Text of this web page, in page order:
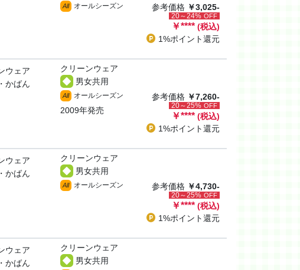
All オールシーズン 参考価格 ￥3,025-
20～24% OFF
￥**** (税込)
1%ポイント還元
ウェア
かばん
クリーンウェア
男女共用
All オールシーズン
2009年発売
参考価格 ￥7,260-
20～25% OFF
￥**** (税込)
1%ポイント還元
ウェア
かばん
クリーンウェア
男女共用
All オールシーズン 参考価格 ￥4,730-
20～25% OFF
￥**** (税込)
1%ポイント還元
ウェア
かばん
クリーンウェア
男女共用